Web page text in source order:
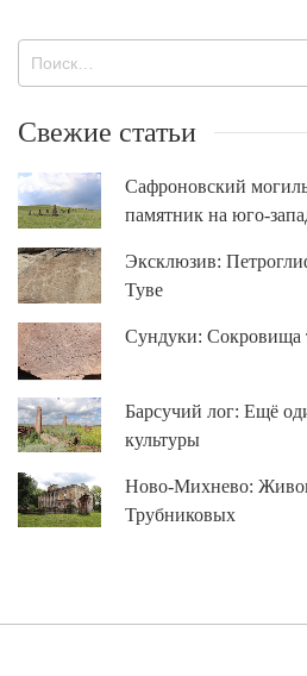
Свежие статьи
Сафроновский
памятник на юго-
Эксклюзив:
Туве
Сундуки: Сокровища
Барсучий лог: Ещё
культуры
Ново-Михнево:
Трубниковых